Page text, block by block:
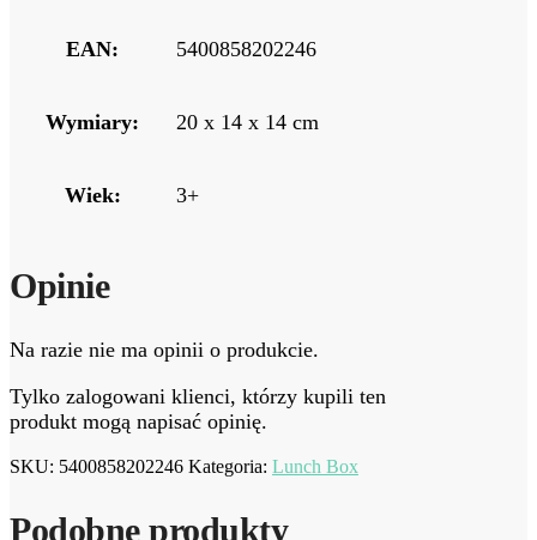
EAN: 5400858202246
Wymiary: 20 x 14 x 14 cm
Wiek: 3+
Opinie
Na razie nie ma opinii o produkcie.
Tylko zalogowani klienci, którzy kupili ten
produkt mogą napisać opinię.
SKU: 5400858202246 Kategoria: Lunch Box
Podobne produkty